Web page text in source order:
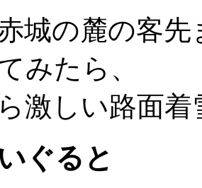
城の麓の客
みたら、
激しい路面
ぐると